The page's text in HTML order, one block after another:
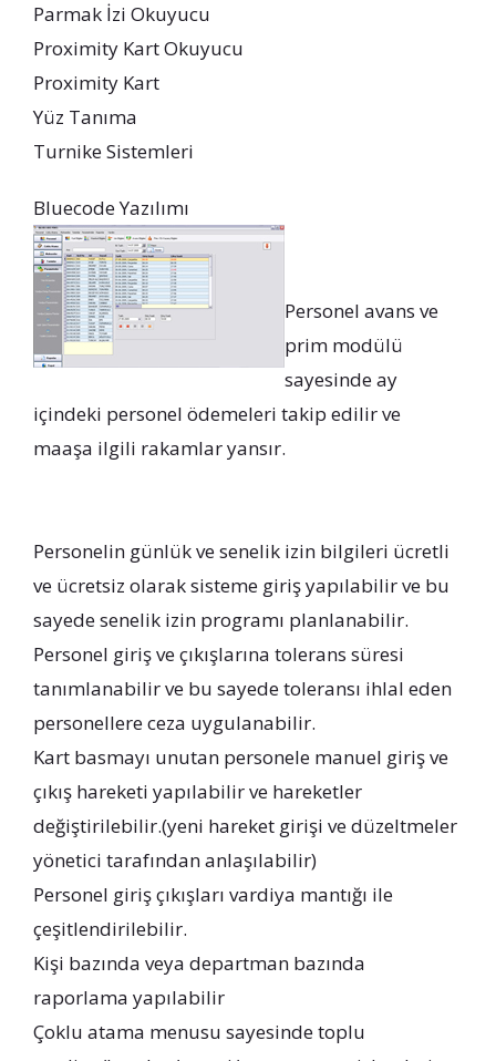
Parmak İzi Okuyucu
Proximity Kart Okuyucu
Proximity Kart
Yüz Tanıma
Turnike Sistemleri
Bluecode Yazılımı
Personel avans ve
prim modülü
sayesinde ay
içindeki personel ödemeleri takip edilir ve
maaşa ilgili rakamlar yansır.
Personelin günlük ve senelik izin bilgileri ücretli
ve ücretsiz olarak sisteme giriş yapılabilir ve bu
sayede senelik izin programı planlanabilir.
Personel giriş ve çıkışlarına tolerans süresi
tanımlanabilir ve bu sayede toleransı ihlal eden
personellere ceza uygulanabilir.
Kart basmayı unutan personele manuel giriş ve
çıkış hareketi yapılabilir ve hareketler
değiştirilebilir.(yeni hareket girişi ve düzeltmeler
yönetici tarafından anlaşılabilir)
Personel giriş çıkışları vardiya mantığı ile
çeşitlendirilebilir.
Kişi bazında veya departman bazında
raporlama yapılabilir
Çoklu atama menusu sayesinde toplu